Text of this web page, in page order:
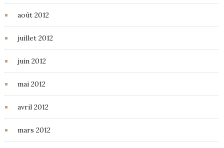
août 2012
juillet 2012
juin 2012
mai 2012
avril 2012
mars 2012